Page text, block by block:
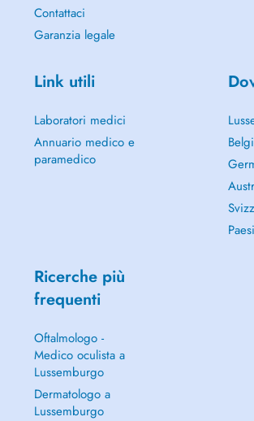
Contattaci
Garanzia legale
Link utili
Laboratori medici
Annuario medico e
paramedico
Ricerche più
frequenti
Oftalmologo -
Medico oculista a
Lussemburgo
Dermatologo a
Lussemburgo